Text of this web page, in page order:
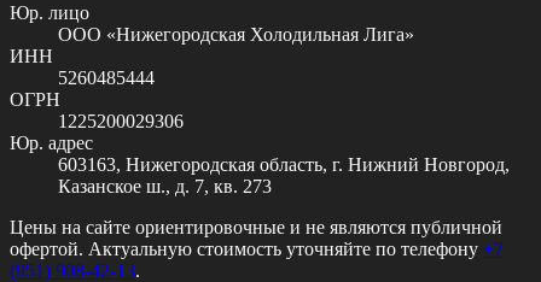
Юр. лицо
ООО «Нижегородская Холодильная Лига»
ИНН
5260485444
ОГРН
1225200029306
Юр. адрес
603163, Нижегородская область, г. Нижний Новгород,
Казанское ш., д. 7, кв. 273
Цены на сайте ориентировочные и не являются публичной
офертой. Актуальную стоимость уточняйте по телефону +7
(951) 908-42-13.